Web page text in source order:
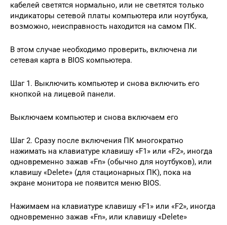
кабелей светятся нормально, или не светятся только
индикаторы сетевой платы компьютера или ноутбука,
возможно, неисправность находится на самом ПК.
В этом случае необходимо проверить, включена ли
сетевая карта в BIOS компьютера.
Шаг 1. Выключить компьютер и снова включить его
кнопкой на лицевой панели.
Выключаем компьютер и снова включаем его
Шаг 2. Сразу после включения ПК многократно
нажимать на клавиатуре клавишу «F1» или «F2», иногда
одновременно зажав «Fn» (обычно для ноутбуков), или
клавишу «Delete» (для стационарных ПК), пока на
экране монитора не появится меню BIOS.
Нажимаем на клавиатуре клавишу «F1» или «F2», иногда
одновременно зажав «Fn», или клавишу «Delete»